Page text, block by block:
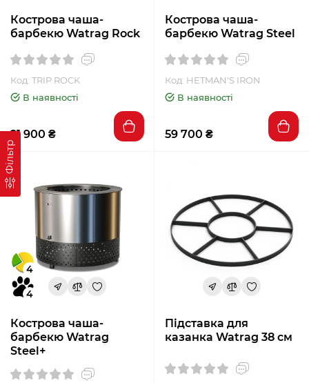
Фільтр
Кострова чаша-
барбекю Watrag Rock
Код: TRIP ROCK
В наявності
21 900 ₴
Кострова чаша-
барбекю Watrag Steel
Код: HETMAN'S IRON
В наявності
59 700 ₴
4
4
Кострова чаша-
барбекю Watrag
Steel+
Підставка для
казанка Watrag 38 см